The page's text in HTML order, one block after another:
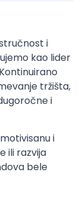
i
kao lider
tržišta,
i
i
ili razvija
bele